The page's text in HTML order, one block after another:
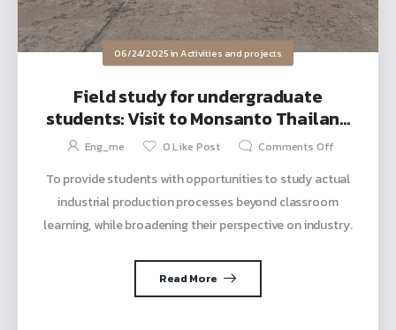
06/24/2025inActivities and projects
Field study for undergraduate
students: Visit to Monsanto Thailand
Co., Ltd. and Sahagreen Forest Co.,
Eng_me 0Like Post Comments Off
To provide students with opportunities to study actual
industrial production processes beyond classroom
learning, while broadening their perspective on industry.
Read More